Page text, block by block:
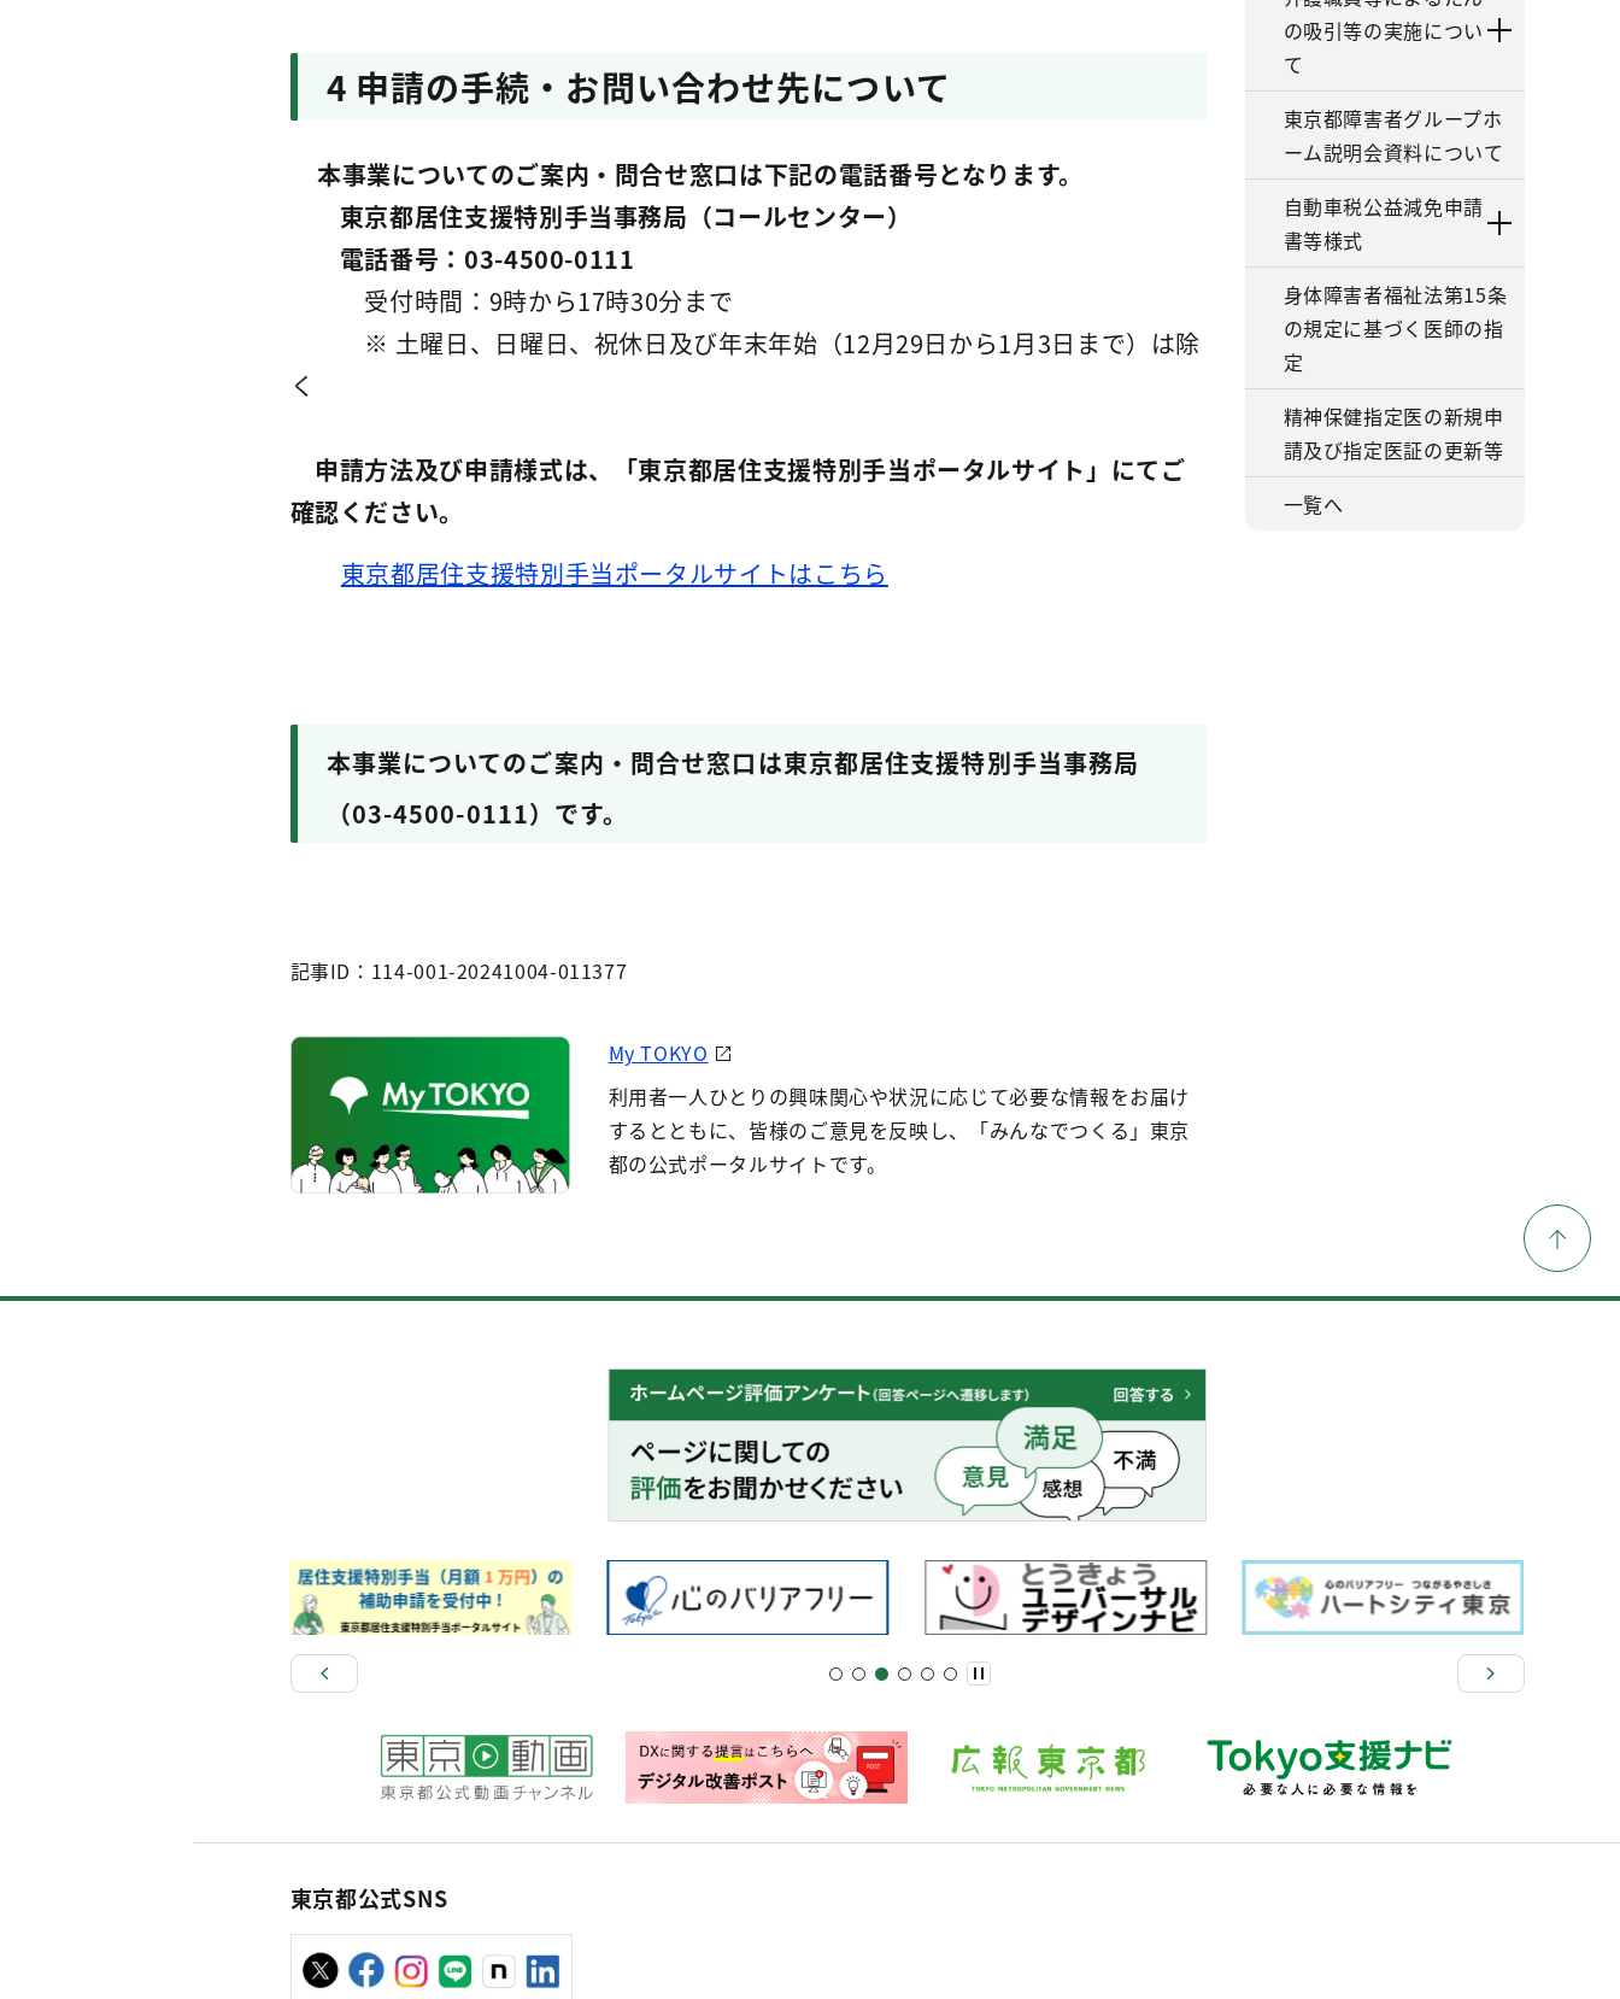
4 申請の手続・お問い合わせ先について
本事業についてのご案内・問合せ窓口は下記の電話番号となります。
東京都居住支援特別手当事務局（コールセンター）
電話番号：03-4500-0111
受付時間：9時から17時30分まで
※ 土曜日、日曜日、祝休日及び年末年始（12月29日から1月3日まで）は除
く
申請方法及び申請様式は、「東京都居住支援特別手当ポータルサイト」にてご
確認ください。
東京都居住支援特別手当ポータルサイトはこちら
本事業についてのご案内・問合せ窓口は東京都居住支援特別手当事務局
（03-4500-0111）です。
記事ID：114-001-20241004-011377
My TOKYO
利用者一人ひとりの興味関心や状況に応じて必要な情報をお届け
するとともに、皆様のご意見を反映し、「みんなでつくる」東京
都の公式ポータルサイトです。
の吸引等の実施につい
て
東京都障害者グループホ
ーム説明会資料について
自動車税公益減免申請
書等様式
身体障害者福祉法第15条
の規定に基づく医師の指
定
精神保健指定医の新規申
請及び指定医証の更新等
一覧へ
東京都公式SNS